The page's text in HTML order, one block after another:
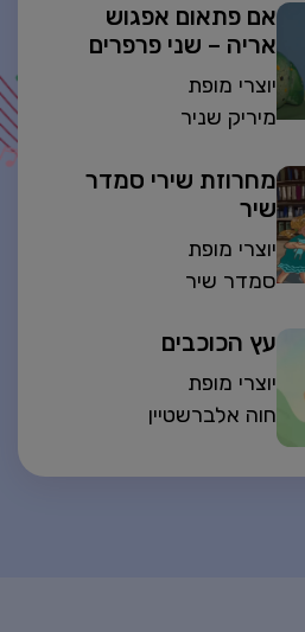
אם פתאום אפגוש
אריה – שני פרפרים
יוצרי מופת
מיריק שניר
מחרוזת שירי סמדר
שיר
יוצרי מופת
סמדר שיר
עץ הכוכבים
יוצרי מופת
חוה אלברשטיין